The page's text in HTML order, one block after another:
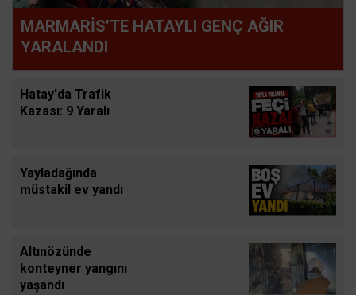
MARMARİS’TE HATAYLI GENÇ AĞIR
YARALANDI
Hatay'da Trafik
Kazası: 9 Yaralı
Yayladağında
müstakil ev yandı
Altınözünde
konteyner yangını
yaşandı